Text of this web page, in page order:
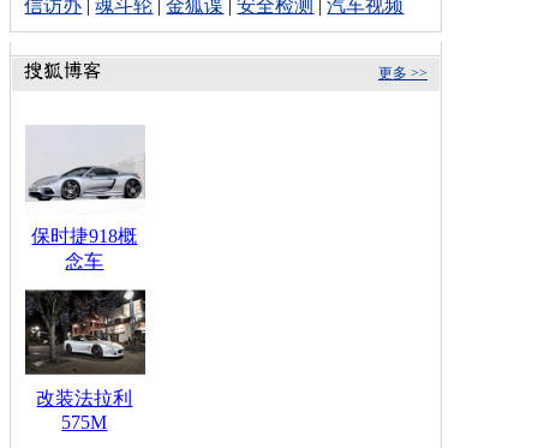
信访办 |魂斗轮 |金狐谍 |安全检测 |汽车视频
更多 >>
保时捷918概
念车
改装法拉利
575M